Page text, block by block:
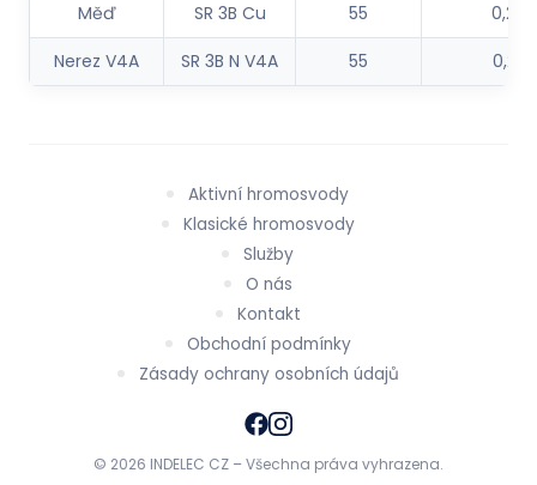
Měď
SR 3B Cu 55
0,232
Nerez V4A
SR 3B N V4A 55 0,201
Aktivní hromosvody
Klasické hromosvody
Služby
O nás
Kontakt
Obchodní podmínky
Zásady ochrany osobních údajů
© 2026 INDELEC CZ – Všechna práva vyhrazena.